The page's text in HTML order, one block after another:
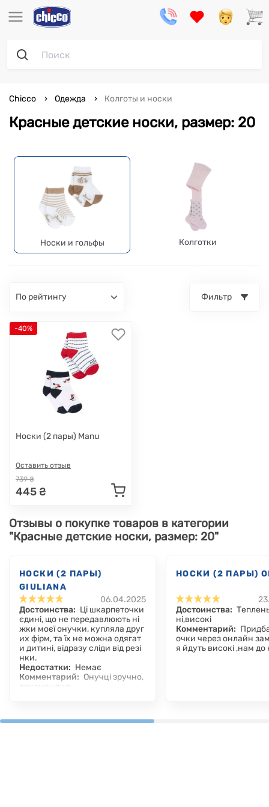
Красные детские носки, размер: 20
Chicco Одежда Колготы и носки
Носки и гольфы Колготки
по рейтингу Фильтр
-40%
Носки (2 пары) Manu
Оставить отзыв
739 ₴
445 ₴
Отзывы о покупке товаров в категории
"Красные детские носки, размер: 20"
НОСКИ (2 ПАРЫ)
GIULIANA
06.04.2025
Достоинства: Ці шкарпеточки
єдині, що не передавлюють ні
жки моєї онучки, купляла друг
их фірм, та їх не можна одягат
и дитині, відразу сліди від резі
нки.
Недостатки: Немає
Комментарий: Онучці зручно,
НОСКИ (2 ПАРЫ)
Достоинства:
ні,високі
Комментарий:
очки через онлайн
я йдуть високі ,нам до